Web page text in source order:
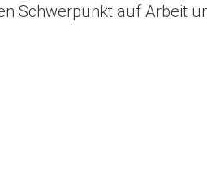
Schwerpunkt auf Arbeit